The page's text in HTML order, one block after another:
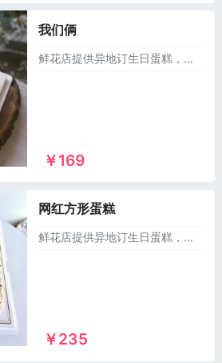
我们俩
鲜花店提供异地订生日蛋糕，同城送蛋糕，可以订做麻将生日蛋糕，儿童蛋糕，祝寿蛋糕，情侣蛋糕，庆典蛋糕，恶搞生日蛋糕，水果蛋糕等1000多个款式供您选择，市区及乡镇1~2小时免费配送上门！
￥169
网红方形蛋糕
鲜花店提供异地订生日蛋糕，同城送蛋糕，可以订做麻将生日蛋糕，儿童蛋糕，祝寿蛋糕，情侣蛋糕，庆典蛋糕，恶搞生日蛋糕，水果蛋糕等1000多个款式供您选择，市区及乡镇1~2小时免费配送上门！
￥235